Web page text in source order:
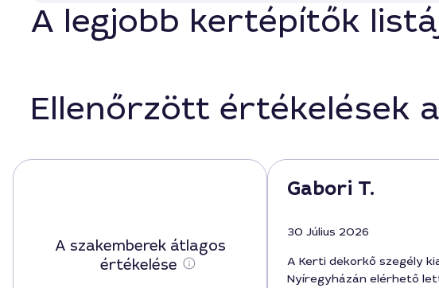
A legjobb kertépítők
Ellenőrzött értékelések
A szakemberek átlagos
értékelése
Gabori T.
30 Július 2026
A Kerti dekorkő szegély
Nyíregyházán elérhető